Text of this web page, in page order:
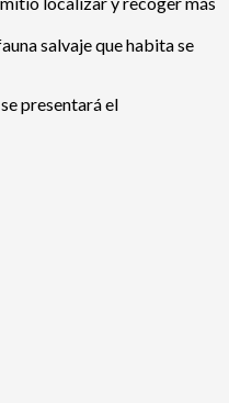
salvaje que habita se
presentará el